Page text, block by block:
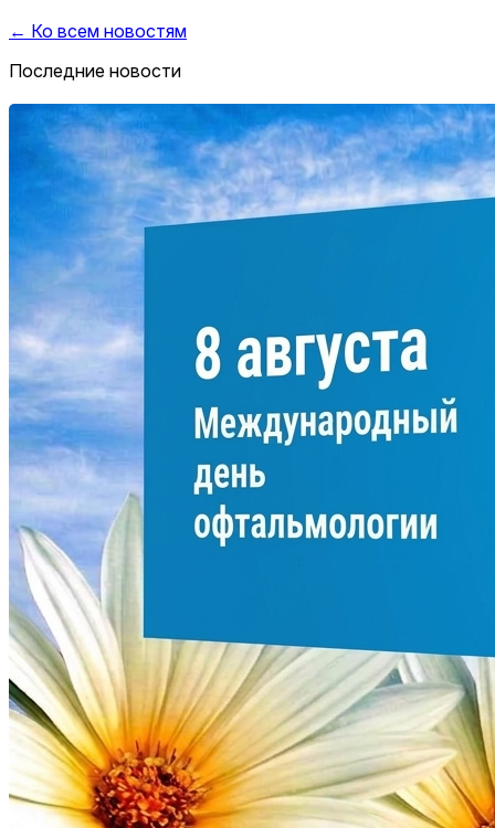
← Ко всем новостям
Последние новости